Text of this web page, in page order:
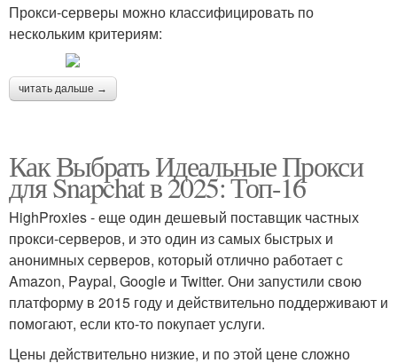
Прокси-серверы можно классифицировать по
нескольким критериям:
читать дальше →
Как Выбрать Идеальные Прокси
для Snapchat в 2025: Топ-16
HighProxies - еще один дешевый поставщик частных
прокси-серверов, и это один из самых быстрых и
анонимных серверов, который отлично работает с
Amazon, Paypal, Google и Twitter. Они запустили свою
платформу в 2015 году и действительно поддерживают и
помогают, если кто-то покупает услуги.
Цены действительно низкие, и по этой цене сложно